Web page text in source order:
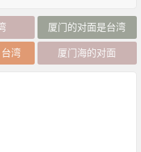
厦门的对面是台湾
湾 厦门海的对面